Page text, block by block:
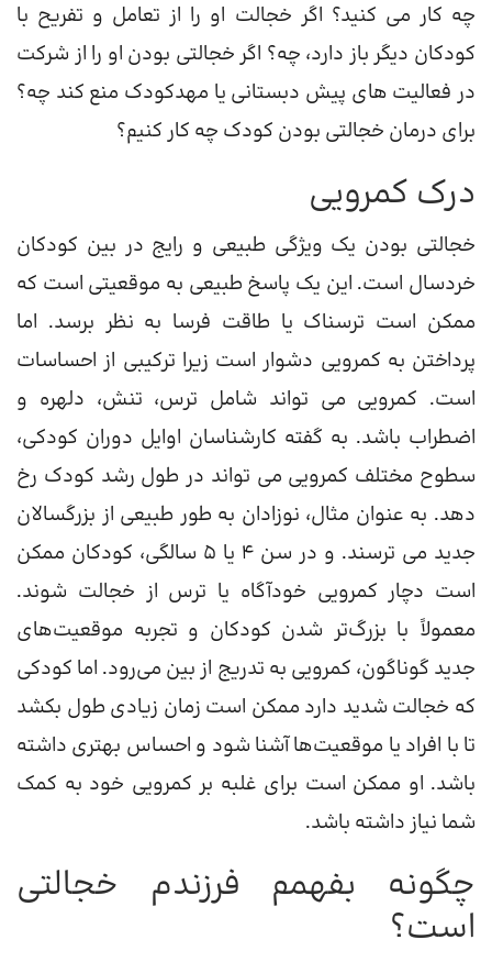
چه کار می کنید؟ اگر خجالت او را از تعامل و تفریح ​​با
کودکان دیگر باز دارد، چه؟ اگر خجالتی بودن او را از شرکت
در فعالیت های پیش دبستانی یا مهدکودک منع کند چه؟
برای درمان خجالتی بودن کودک چه کار کنیم؟
درک کمرویی
خجالتی بودن یک ویژگی طبیعی و رایج در بین کودکان
خردسال است. این یک پاسخ طبیعی به موقعیتی است که
ممکن است ترسناک یا طاقت فرسا به نظر برسد. اما
پرداختن به کمرویی دشوار است زیرا ترکیبی از احساسات
است. کمرویی می تواند شامل ترس، تنش، دلهره و
اضطراب باشد. به گفته کارشناسان اوایل دوران کودکی،
سطوح مختلف کمرویی می تواند در طول رشد کودک رخ
دهد. به عنوان مثال، نوزادان به طور طبیعی از بزرگسالان
جدید می ترسند. و در سن 4 یا 5 سالگی، کودکان ممکن
است دچار کمرویی خودآگاه یا ترس از خجالت شوند.
معمولاً با بزرگ‌تر شدن کودکان و تجربه موقعیت‌های
جدید گوناگون، کمرویی به تدریج از بین می‌رود. اما کودکی
که خجالت شدید دارد ممکن است زمان زیادی طول بکشد
تا با افراد یا موقعیت‌ها آشنا شود و احساس بهتری داشته
باشد. او ممکن است برای غلبه بر کمرویی خود به کمک
شما نیاز داشته باشد.
چگونه بفهمم فرزندم خجالتی
است؟